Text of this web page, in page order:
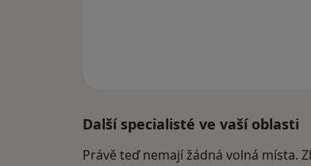
Další specialisté ve vaší oblasti
Právě teď nemají žádná volná místa.